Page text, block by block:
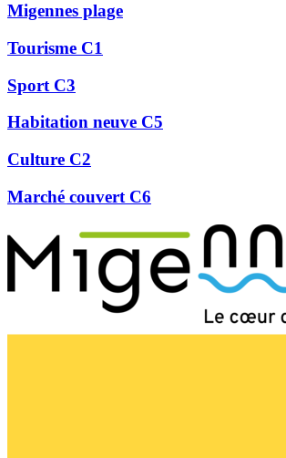
Migennes plage
Tourisme C1
Sport C3
Habitation neuve C5
Culture C2
Marché couvert C6
Précédent
Suivant